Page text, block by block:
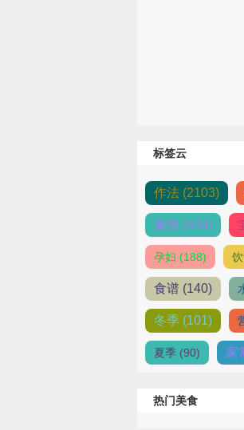
标签云
作法 (2103)
食物 (434)
孕妇 (188)
食谱 (140)
冬季 (101)
夏季 (90) 家
热门美食